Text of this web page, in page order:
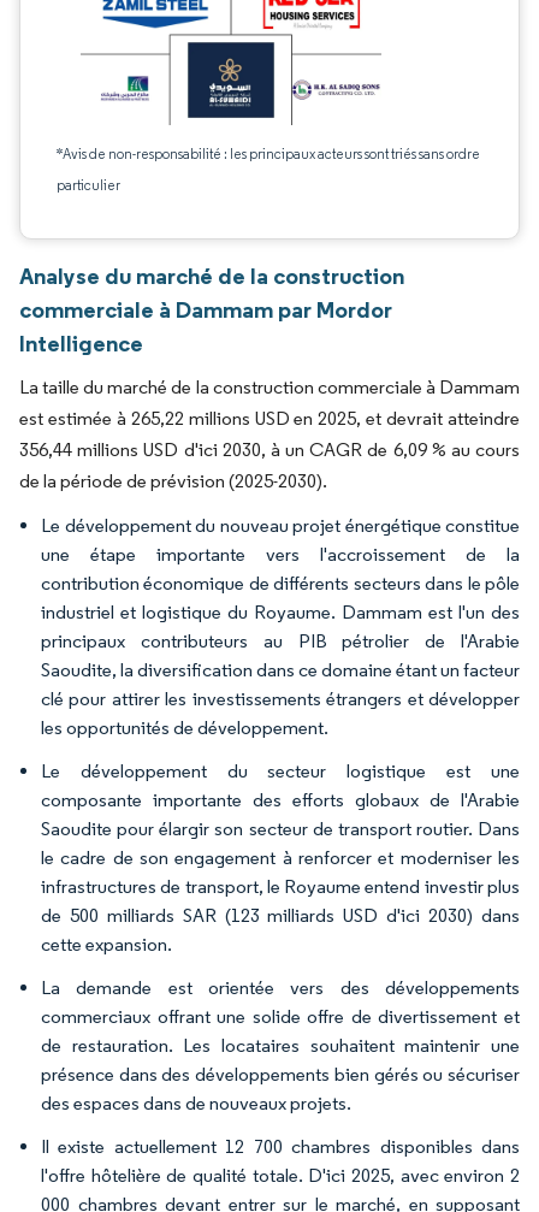
*Avis de non-responsabilité : les principaux acteurs sont triés sans ordre
particulier
Analyse du marché de la construction
commerciale à Dammam par Mordor
Intelligence
La taille du marché de la construction commerciale à Dammam
est estimée à 265,22 millions USD en 2025, et devrait atteindre
356,44 millions USD d'ici 2030, à un CAGR de 6,09 % au cours
de la période de prévision (2025-2030).
Le développement du nouveau projet énergétique constitue
une étape importante vers l'accroissement de la
contribution économique de différents secteurs dans le pôle
industriel et logistique du Royaume. Dammam est l'un des
principaux contributeurs au PIB pétrolier de l'Arabie
Saoudite, la diversification dans ce domaine étant un facteur
clé pour attirer les investissements étrangers et développer
les opportunités de développement.
Le développement du secteur logistique est une
composante importante des efforts globaux de l'Arabie
Saoudite pour élargir son secteur de transport routier. Dans
le cadre de son engagement à renforcer et moderniser les
infrastructures de transport, le Royaume entend investir plus
de 500 milliards SAR (123 milliards USD d'ici 2030) dans
cette expansion.
La demande est orientée vers des développements
commerciaux offrant une solide offre de divertissement et
de restauration. Les locataires souhaitent maintenir une
présence dans des développements bien gérés ou sécuriser
des espaces dans de nouveaux projets.
Il existe actuellement 12 700 chambres disponibles dans
l'offre hôtelière de qualité totale. D'ici 2025, avec environ 2
000 chambres devant entrer sur le marché, en supposant